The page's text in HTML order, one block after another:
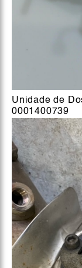
Unidade de
0001400739